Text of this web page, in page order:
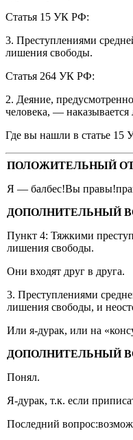
Статья 15 УК РФ:
3. Преступлениями
лишения свободы.
Статья 264 УК РФ:
2. Деяние,
человека, —
Где вы нашли в статье 15
ПОЛОЖИТЕЛЬНЫЙ
Я — балбес!Вы
ДОПОЛНИТЕЛЬНЫЙ
Пункт 4: Тяжкими
лишения свободы.
Они входят друг в друга.
3. Преступлениями
лишения свободы, и
Или я-дурак, или на
ДОПОЛНИТЕЛЬНЫЙ
Понял.
Я-дурак, т.к. если
Последний